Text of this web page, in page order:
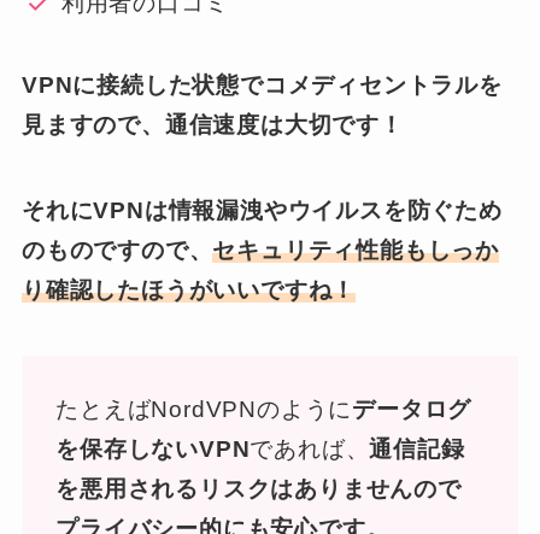
VPNに接続した状態でコメディセントラルを
見ますので、通信速度は大切です！
それにVPNは情報漏洩やウイルスを防ぐため
のものですので、セキュリティ性能もしっか
り確認したほうがいいですね！
たとえばNordVPNのようにデータログ
を保存しないVPNであれば、通信記録
を悪用されるリスクはありませんので
プライバシー的にも安心です。